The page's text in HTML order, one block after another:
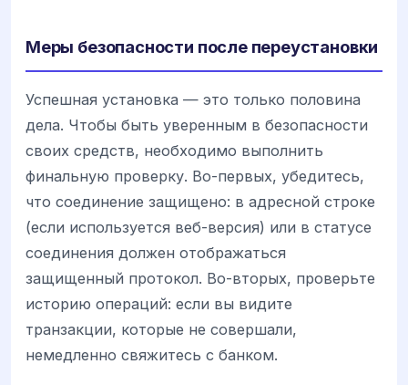
Меры безопасности после переустановки
Успешная установка — это только половина
дела. Чтобы быть уверенным в безопасности
своих средств, необходимо выполнить
финальную проверку. Во-первых, убедитесь,
что соединение защищено: в адресной строке
(если используется веб-версия) или в статусе
соединения должен отображаться
защищенный протокол. Во-вторых, проверьте
историю операций: если вы видите
транзакции, которые не совершали,
немедленно свяжитесь с банком.